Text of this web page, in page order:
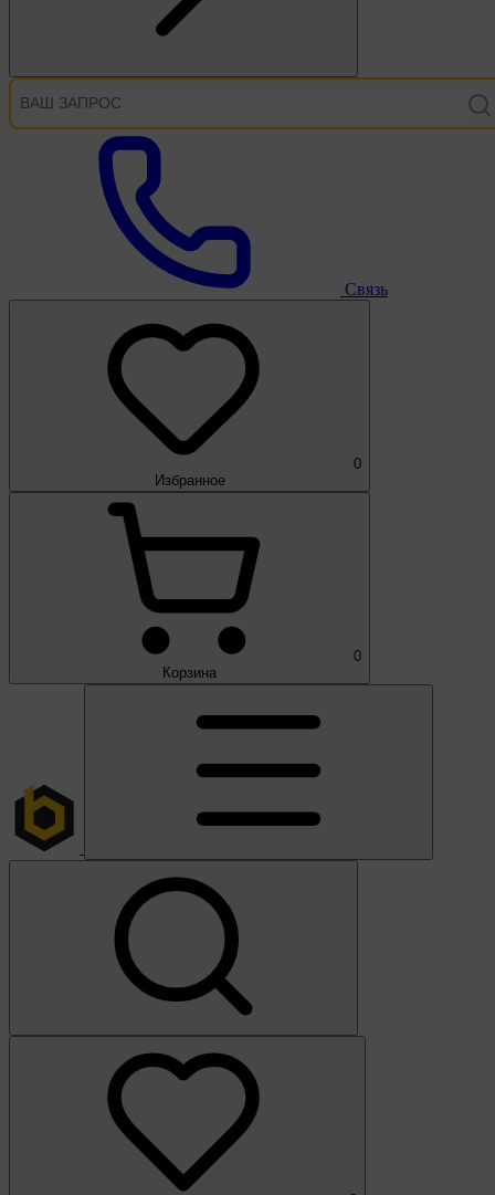
Связь
0
Избранное
0
Корзина